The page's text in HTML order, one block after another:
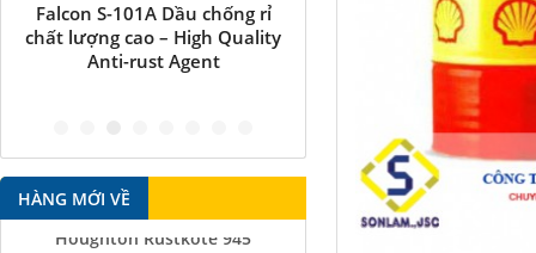
Falcon S-101A Dầu chống rỉ
chất lượng cao – High Quality
Anti-rust Agent
Falcon S-350 Chất chống
bôi trơn đa năng –
Multipurpose
antirust agent
HÀNG MỚI VỀ
Houghton Rustkote 945